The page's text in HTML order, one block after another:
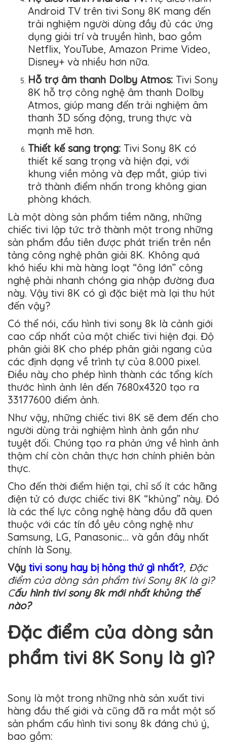
Android TV trên tivi Sony 8K mang đến
trải nghiệm người dùng đầy đủ các ứng
dụng giải trí và truyền hình, bao gồm
Netflix, YouTube, Amazon Prime Video,
Disney+ và nhiều hơn nữa.
Hỗ trợ âm thanh Dolby Atmos: Tivi Sony
8K hỗ trợ công nghệ âm thanh Dolby
Atmos, giúp mang đến trải nghiệm âm
thanh 3D sống động, trung thực và
mạnh mẽ hơn.
Thiết kế sang trọng: Tivi Sony 8K có
thiết kế sang trọng và hiện đại, với
khung viền mỏng và đẹp mắt, giúp tivi
trở thành điểm nhấn trong không gian
phòng khách.
Là một dòng sản phẩm tiềm năng, những
chiếc tivi lập tức trở thành một trong những
sản phẩm đầu tiên được phát triển trên nền
tảng công nghệ phân giải 8K. Không quá
khó hiểu khi mà hàng loạt “ông lớn” công
nghệ phải nhanh chóng gia nhập đường đua
này. Vậy tivi 8K có gì đặc biệt mà lại thu hút
đến vậy?
Có thể nói, cấu hình tivi sony 8k là cảnh giới
cao cấp nhất của một chiếc tivi hiện đại. Độ
phân giải 8K cho phép phân giải ngang của
các định dạng về trình tự của 8.000 pixel.
Điều này cho phép hình thành các tổng kích
thước hình ảnh lên đến 7680x4320 tạo ra
33177600 điểm ảnh.
Như vậy, những chiếc tivi 8K sẽ đem đến cho
người dùng trải nghiệm hình ảnh gần như
tuyệt đối. Chúng tạo ra phản ứng về hình ảnh
thậm chí còn chân thực hơn chính phiên bản
thực.
Cho đến thời điểm hiện tại, chỉ số ít các hãng
điện tử có được chiếc tivi 8K “khủng” này. Đó
là các thế lực công nghệ hàng đầu đã quen
thuộc với các tín đồ yêu công nghệ như
Samsung, LG, Panasonic… và gần đây nhất
chính là Sony.
Vậy tivi sony hay bị hỏng thứ gì nhất?, Đặc
điểm của dòng sản phẩm tivi Sony 8K là gì?
Cấu hình tivi sony 8k mới nhất khủng thế
nào?
Đặc điểm của dòng sản
phẩm tivi 8K Sony là gì?
Sony là một trong những nhà sản xuất tivi
hàng đầu thế giới và cũng đã ra mắt một số
sản phẩm cấu hình tivi sony 8k đáng chú ý,
bao gồm: